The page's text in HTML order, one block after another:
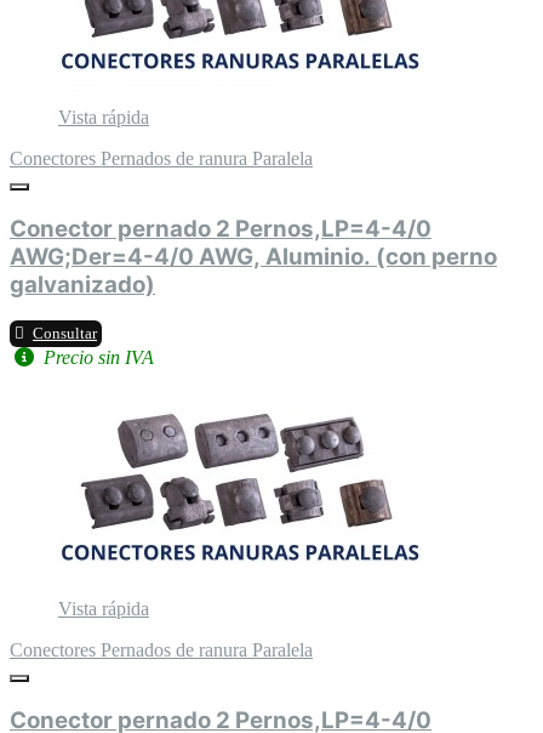
Vista rápida
Conectores Pernados de ranura Paralela
Conector pernado 2 Pernos,LP=4-4/0
AWG;Der=4-4/0 AWG, Aluminio. (con perno
galvanizado)
Consultar
Precio sin IVA
Vista rápida
Conectores Pernados de ranura Paralela
Conector pernado 2 Pernos,LP=4-4/0